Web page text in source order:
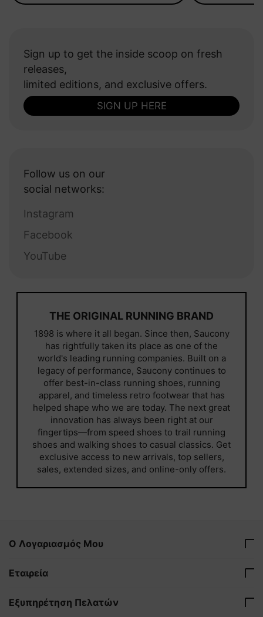
Sign up to get the inside scoop on fresh
releases,
limited editions, and exclusive offers.
SIGN UP HERE
Follow us on our
social networks:
Instagram
Facebook
YouTube
THE ORIGINAL RUNNING BRAND
1898 is where it all began. Since then, Saucony
has rightfully taken its place as one of the
world's leading running companies. Built on a
legacy of performance, Saucony continues to
offer best-in-class running shoes, running
apparel, and timeless retro footwear that has
helped shape who we are today. The next great
innovation has always been right at our
fingertips—from speed shoes to trail running
shoes and walking shoes to casual classics. Get
exclusive access to new arrivals, top sellers,
sales, extended sizes, and online-only offers.
Ο Λογαριασμός Μου
Εταιρεία
Εξυπηρέτηση Πελατών